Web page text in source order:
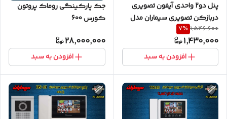
پنل دو2 واحدی آیفون تصویری
دربازکن تصویری سیماران مدل
فرداد VFBC2D FARDAD
1,546,600
7%
1,430,000
افزودن به سبد
جک پارکینگی روماک پروتون
کورس 600
28,000,000
افزودن به سبد